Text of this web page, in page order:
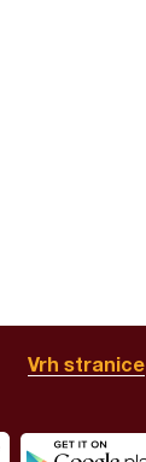
Vrh stranice